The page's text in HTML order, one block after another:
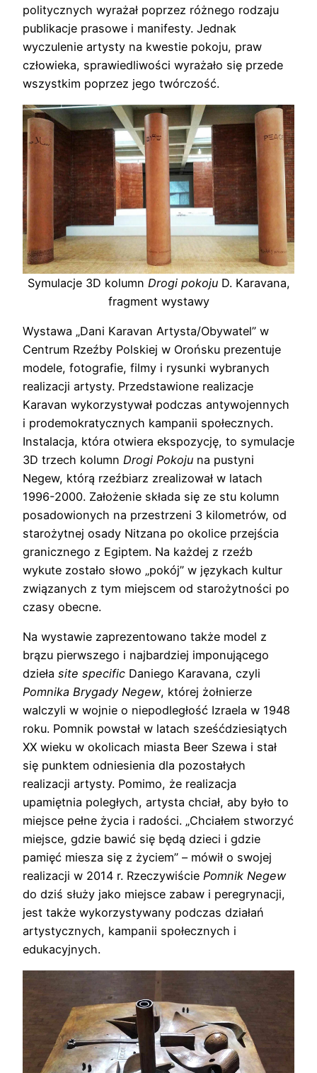
politycznych wyrażał poprzez różnego rodzaju
publikacje prasowe i manifesty. Jednak
wyczulenie artysty na kwestie pokoju, praw
człowieka, sprawiedliwości wyrażało się przede
wszystkim poprzez jego twórczość.
Symulacje 3D kolumn Drogi pokojuD. Karavana,
fragment wystawy
Wystawa „Dani Karavan Artysta/Obywatel” w
Centrum Rzeźby Polskiej w Orońsku prezentuje
modele, fotografie, filmy i rysunki wybranych
realizacji artysty. Przedstawione realizacje
Karavan wykorzystywał podczas antywojennych
i prodemokratycznych kampanii społecznych.
Instalacja, która otwiera ekspozycję, to symulacje
3D trzech kolumn Drogi Pokoju na pustyni
Negew, którą rzeźbiarz zrealizował w latach
1996-2000. Założenie składa się ze stu kolumn
posadowionych na przestrzeni 3 kilometrów, od
starożytnej osady Nitzana po okolice przejścia
granicznego z Egiptem. Na każdej z rzeźb
wykute zostało słowo „pokój” w językach kultur
związanych z tym miejscem od starożytności po
czasy obecne.
Na wystawie zaprezentowano także model z
brązu pierwszego i najbardziej imponującego
dzieła site specific Daniego Karavana, czyli
Pomnika Brygady Negew, której żołnierze
walczyli w wojnie o niepodległość Izraela w 1948
roku. Pomnik powstał w latach sześćdziesiątych
XX wieku w okolicach miasta Beer Szewa i stał
się punktem odniesienia dla pozostałych
realizacji artysty. Pomimo, że realizacja
upamiętnia poległych, artysta chciał, aby było to
miejsce pełne życia i radości. „Chciałem stworzyć
miejsce, gdzie bawić się będą dzieci i gdzie
pamięć miesza się z życiem” – mówił o swojej
realizacji w 2014 r. Rzeczywiście Pomnik Negew
do dziś służy jako miejsce zabaw i peregrynacji,
jest także wykorzystywany podczas działań
artystycznych, kampanii społecznych i
edukacyjnych.